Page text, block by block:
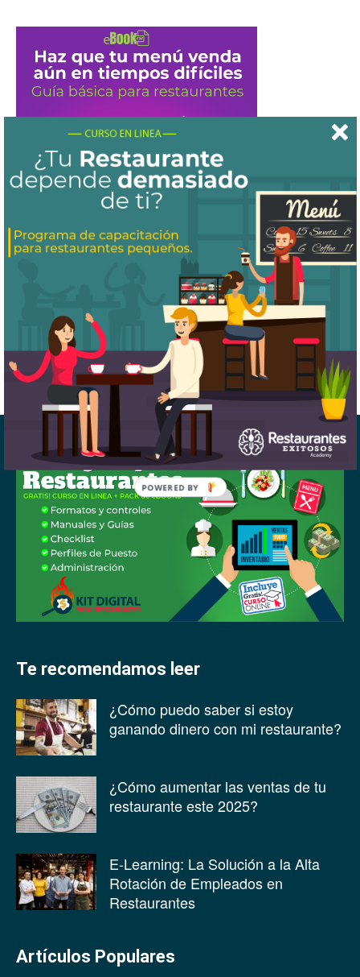
Te recomendamos leer
¿Cómo puedo saber si estoy
ganando dinero con mi restaurante?
¿Cómo aumentar las ventas de tu
restaurante este 2025?
E-Learning: La Solución a la Alta
Rotación de Empleados en
Restaurantes
Artículos Populares
POWERED BY